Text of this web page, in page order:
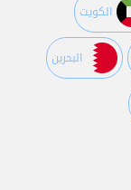
الكويت
البحرين